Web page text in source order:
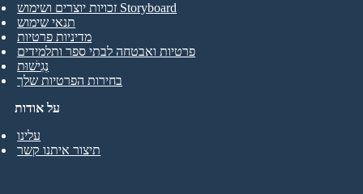
על אודות
עלינו
תיצור איתנו קשר
זכויות יוצרים ושימוש Storyboard
תנאי שימוש
מדיניות פרטיות
פרטיות ואבטחה לבתי ספר ותלמידים
נְגִישׁוּת
בחירות הפרטיות שלך